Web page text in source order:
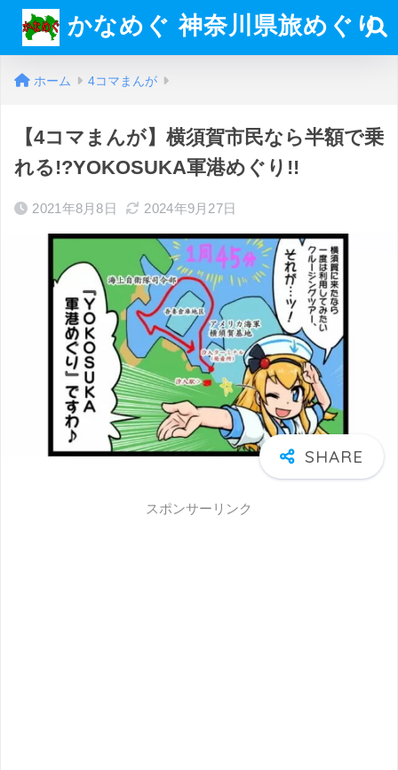
かなめぐ 神奈川県旅めぐり
ホーム 4コマまんが
【4コマまんが】横須賀市民なら半額で乗
れる!?YOKOSUKA軍港めぐり!!
2021年8月8日 2024年9月27日
スポンサーリンク